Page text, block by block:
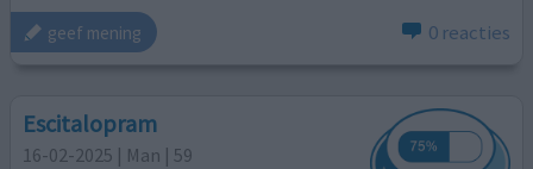
geef mening 0 reacties
Escitalopram
16-02-2025 | Man | 59